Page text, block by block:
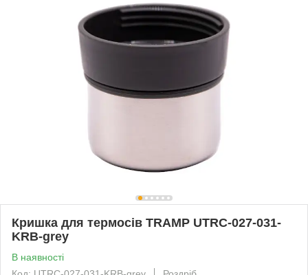
Кришка для термосів TRAMP UTRC-027-031-
KRB-grey
В наявності